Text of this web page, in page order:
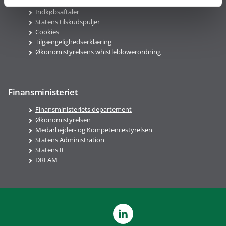
Indkøbsaftaler
Statens tilskudspuljer
Cookies
Tilgængelighedserklæring
Økonomistyrelsens whistleblowerordning
Finansministeriet
Finansministeriets departement
Økonomistyrelsen
Medarbejder- og Kompetencestyrelsen
Statens Administration
Statens It
DREAM
LinkedIn